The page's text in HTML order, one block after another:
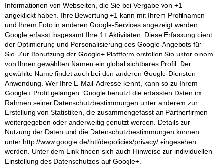
Informationen von Webseiten, die Sie bei Vergabe von +1
angeklickt haben. Ihre Bewertung +1 kann mit Ihrem Profilnamen
und Ihrem Foto in anderen Google-Services angezeigt werden.
Google erfasst insgesamt Ihre 1+ Aktivitäten. Diese Erfassung dient
der Optimierung und Personalisierung des Google-Angebots für
Sie. Zur Benutzung der Google+ Plattform erstellen Sie unter einem
von Ihnen gewählten Namen ein global sichtbares Profil. Der
gewählte Name findet auch bei den anderen Google-Diensten
Anwendung. Wer Ihre E-Mail-Adresse kennt, kann so zu Ihrem
Google+ Profil gelangen. Google benutzt die erfassten Daten im
Rahmen seiner Datenschutzbestimmungen unter anderem zur
Erstellung von Statistiken, die zusammengefasst an Partnerfirmen
weitergegeben oder anderweitig genutzt werden. Details zur
Nutzung der Daten und die Datenschutzbestimmungen können
unter http://www.google.de/intl/de/policies/privacy/ eingesehen
werden. Unter dem Link finden sich auch Hinweise zur individuellen
Einstellung des Datenschutzes auf Google+.